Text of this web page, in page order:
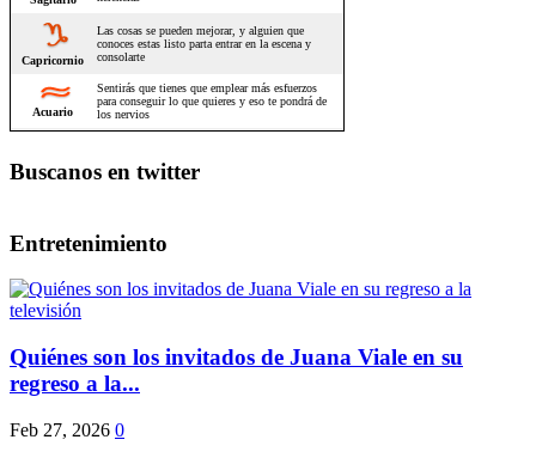
Buscanos en twitter
Entretenimiento
Quiénes son los invitados de Juana Viale en su
regreso a la...
Feb 27, 2026 0